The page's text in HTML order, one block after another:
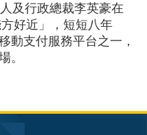
及行政總裁李英豪在
好近」，短短八年
動支付服務平台之一，
。